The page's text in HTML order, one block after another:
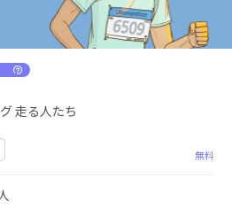
走る人たち
無料